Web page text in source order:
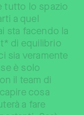
tutto lo spazio
a quel
sta facendo la
di equilibrio
sia veramente
è solo
il team di
cosa
a fare